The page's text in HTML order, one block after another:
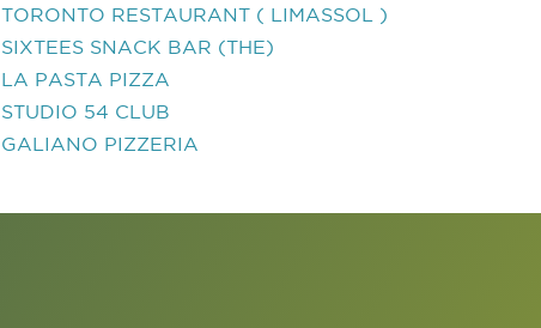
TORONTO RESTAURANT ( LIMASSOL )
SIXTEES SNACK BAR (THE)
LA PASTA PIZZA
STUDIO 54 CLUB
GALIANO PIZZERIA